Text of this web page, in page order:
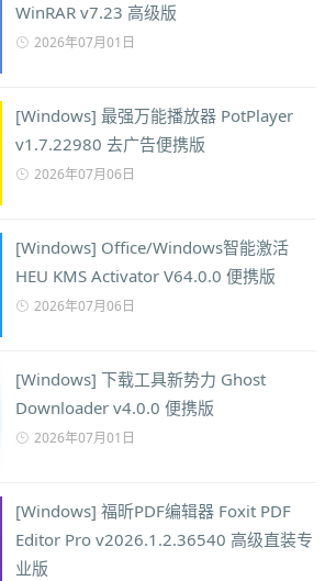
WinRAR v7.23 高级版
2026年07月01日
[Windows] 最强万能播放器 PotPlayer
v1.7.22980 去广告便携版
2026年07月06日
[Windows] Office/Windows智能激活
HEU KMS Activator V64.0.0 便携版
2026年07月06日
[Windows] 下载工具新势力 Ghost
Downloader v4.0.0 便携版
2026年07月01日
[Windows] 福昕PDF编辑器 Foxit PDF
Editor Pro v2026.1.2.36540 高级直装专
业版